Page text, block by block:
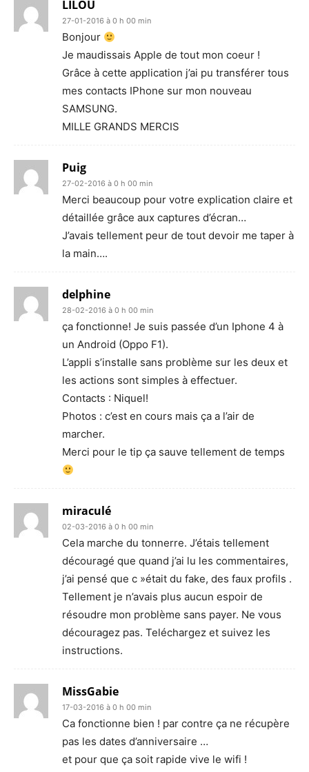
LILOU
27-01-2016 à 0 h 00 min
Bonjour
Je maudissais Apple de tout mon coeur !
Grâce à cette application j’ai pu transférer tous
mes contacts IPhone sur mon nouveau
SAMSUNG.
MILLE GRANDS MERCIS
Puig
27-02-2016 à 0 h 00 min
Merci beaucoup pour votre explication claire et
détaillée grâce aux captures d’écran…
J’avais tellement peur de tout devoir me taper à
la main….
delphine
28-02-2016 à 0 h 00 min
ça fonctionne! Je suis passée d’un Iphone 4 à
un Android (Oppo F1).
L’appli s’installe sans problème sur les deux et
les actions sont simples à effectuer.
Contacts : Niquel!
Photos : c’est en cours mais ça a l’air de
marcher.
Merci pour le tip ça sauve tellement de temps
miraculé
02-03-2016 à 0 h 00 min
Cela marche du tonnerre. J’étais tellement
découragé que quand j’ai lu les commentaires,
j’ai pensé que c »était du fake, des faux profils .
Tellement je n’avais plus aucun espoir de
résoudre mon problème sans payer. Ne vous
découragez pas. Teléchargez et suivez les
instructions.
MissGabie
17-03-2016 à 0 h 00 min
Ca fonctionne bien ! par contre ça ne récupère
pas les dates d’anniversaire …
et pour que ça soit rapide vive le wifi !